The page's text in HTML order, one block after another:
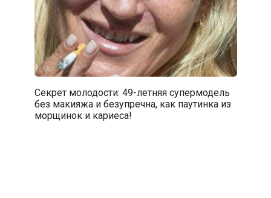
Секрет молодости: 49-летняя супермодель
без макияжа и безупречна, как паутинка из
морщинок и кариеса!